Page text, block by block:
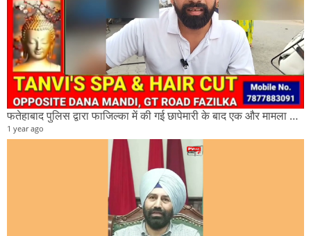
फतेहाबाद पुलिस द्वारा फाजिल्का में की गई छापेमारी के बाद एक और मामला आया सामने देखिए पूरी खबर।
1 year ago